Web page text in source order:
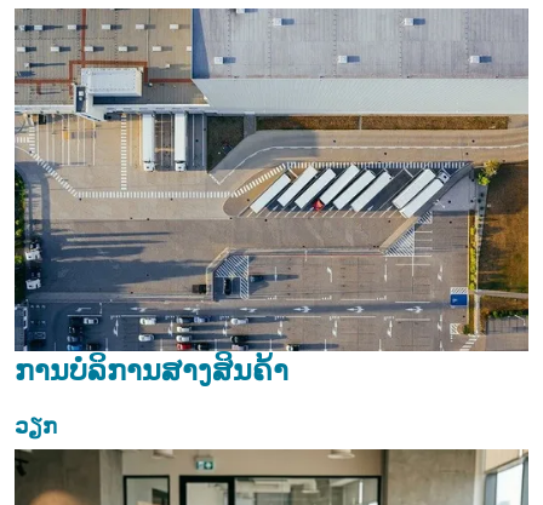
ການບໍລິການສາງສິນຄ້າ
ວຽກ